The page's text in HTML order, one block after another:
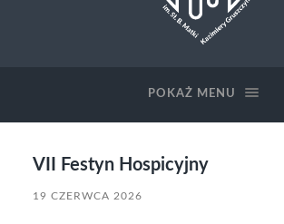
POKAŻ MENU
VII Festyn Hospicyjny
19 CZERWCA 2026